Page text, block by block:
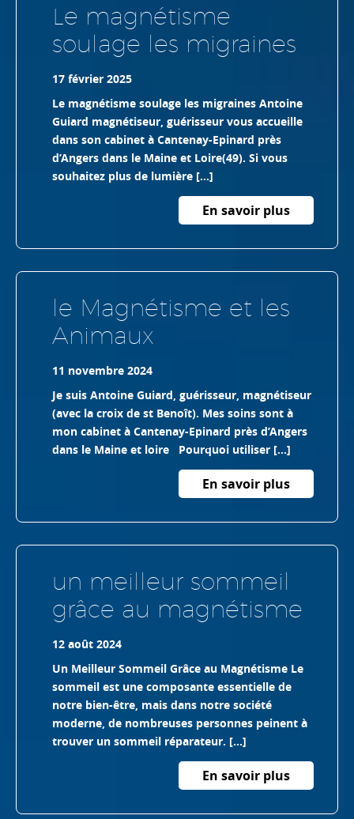
Le magnétisme
soulage les migraines
17 février 2025
Le magnétisme soulage les migraines Antoine
Guiard magnétiseur, guérisseur vous accueille
dans son cabinet à Cantenay-Epinard près
d’Angers dans le Maine et Loire(49). Si vous
souhaitez plus de lumière […]
En savoir plus
le Magnétisme et les
Animaux
11 novembre 2024
Je suis Antoine Guiard, guérisseur, magnétiseur
(avec la croix de st Benoît). Mes soins sont à
mon cabinet à Cantenay-Epinard près d’Angers
dans le Maine et loire Pourquoi utiliser […]
En savoir plus
un meilleur sommeil
grâce au magnétisme
12 août 2024
Un Meilleur Sommeil Grâce au Magnétisme Le
sommeil est une composante essentielle de
notre bien-être, mais dans notre société
moderne, de nombreuses personnes peinent à
trouver un sommeil réparateur. […]
En savoir plus